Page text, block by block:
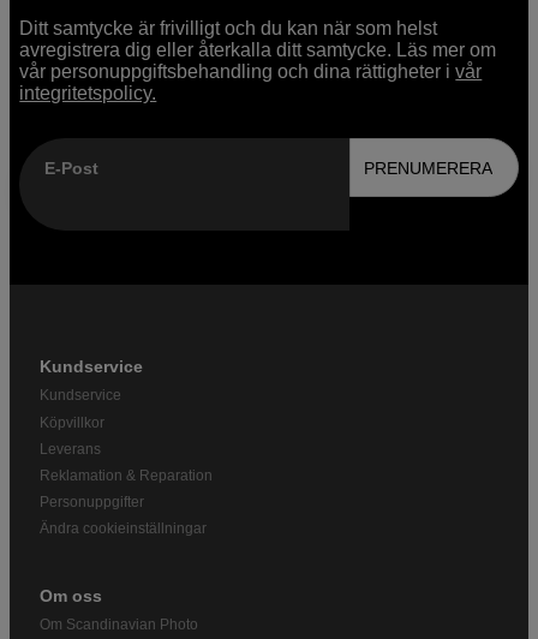
Ditt samtycke är frivilligt och du kan när som helst
avregistrera dig eller återkalla ditt samtycke. Läs mer om
vår personuppgiftsbehandling och dina rättigheter ivår
integritetspolicy.
E-Post PRENUMERERA
Kundservice
Kundservice
Köpvillkor
Leverans
Reklamation & Reparation
Personuppgifter
Ändra cookieinställningar
Om oss
Om Scandinavian Photo